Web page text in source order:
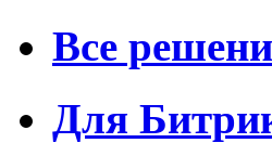
Все
Для